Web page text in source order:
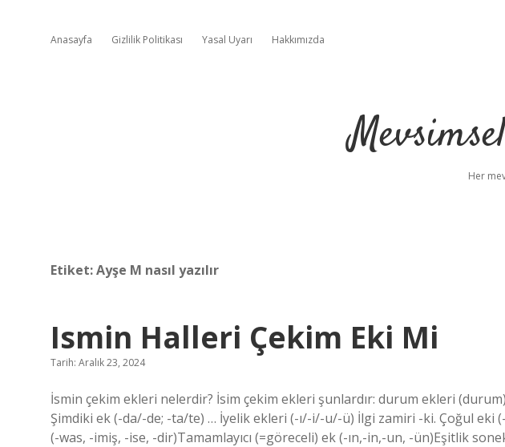
Anasayfa Gizlilik Politikası Yasal Uyarı Hakkımızda
Her
Etiket:Ayşe M nasıl yazılır
Ismin Halleri Çekim Eki Mi
Tarih: Aralık 23, 2024
İsmin çekim ekleri nelerdir? İsim çekim ekleri şunlardır: durum ekleri
Şimdiki ek (-da/-de; -ta/te) … İyelik ekleri (-ı/-i/-u/-ü) İlgi zamiri -ki. Çoğul
(-was, -imiş, -ise, -dir)Tamamlayıcı (=göreceli) ek (-ın,-in,-un, -ün)Eşitlik